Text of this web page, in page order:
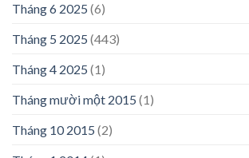
Tháng 6 2025 (6)
Tháng 5 2025 (443)
Tháng 4 2025 (1)
Tháng mười một 2015 (1)
Tháng 10 2015 (2)